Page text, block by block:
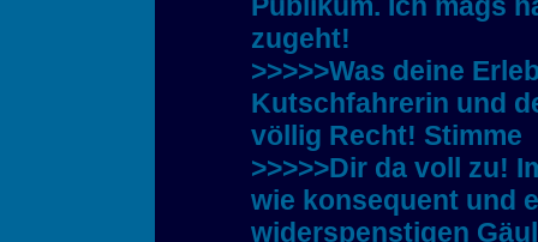
zugeht!
>>>>>Was deine
Kutschfahrerin und
völlig Recht! Stimme
>>>>>Dir da voll zu!
wie konsequent und
widerspenstigen